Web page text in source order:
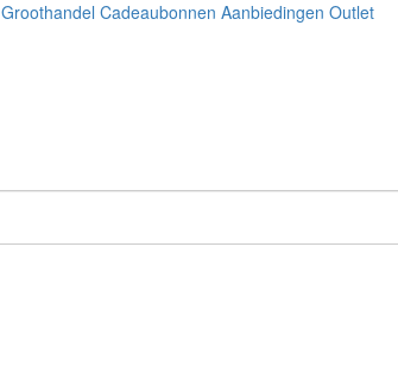
Groothandel Cadeaubonnen Aanbiedingen Outlet